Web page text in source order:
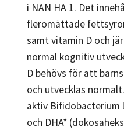
i NAN HA 1. Det
fleromättade
samt vitamin D och
normal kognitiv
D behövs för att
och utvecklas
aktiv
och DHA*